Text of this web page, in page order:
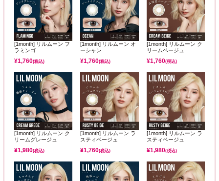
[1month] リルムーン フ
ラミンゴ
¥1,760(税込)
[1month] リルムーン オ
ーシャン
¥1,760(税込)
[1month] リルムーン ク
リームベージュ
¥1,760(税込)
[1month] リルムーン ク
リームグレージュ
¥1,980(税込)
[1month] リルムーン ラ
スティベージュ
¥1,760(税込)
[1month] リルムーン ラ
スティベージュ
¥1,980(税込)